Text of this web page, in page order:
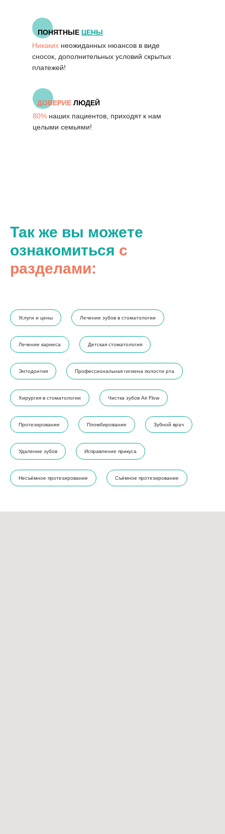
ПОНЯТНЫЕ ЦЕНЫ
Никаких неожиданных нюансов в виде
сносок, дополнительных условий скрытых
платежей!
80% наших пациентов, приходят к нам
целыми семьями!
ДОВЕРИЕ ЛЮДЕЙ
Так же вы можете
ознакомиться с
разделами:
Услуги и цены Лечение зубов в стоматологии
Лечение кариеса Детская стоматология
Энтодонтия Профессиональная гигиена полости рта
Хирургия в стоматологии Чистка зубов Air Flow
Протезирование Пломбирование Зубной врач
Удаление зубов Исправление прикуса
Несъёмное протезирование Съёмное протезирование